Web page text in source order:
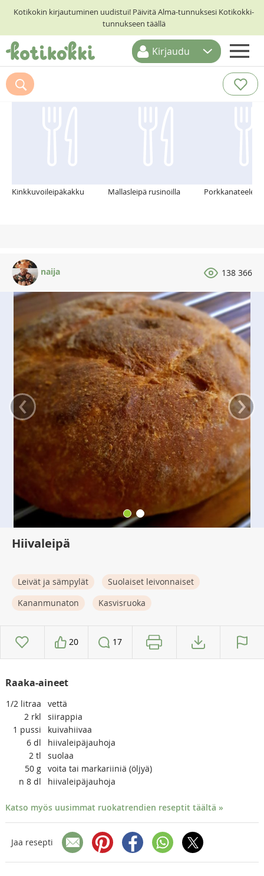
Kotikokin kirjautuminen uudistui! Päivitä Alma-tunnuksesi Kotikokki-
tunnukseen täällä
ETUSIVU
RESEPTIHAKU
Kirjaudu
Suosittelemme myös
Kinkkuvoileipäkakku Mallasleipä rusinoilla
naija 138 366
‹ ›
Hiivaleipä
Leivät ja sämpylät
Suolaiset leivonnaiset
Kananmunaton
Kasvisruoka
20 17
Raaka-aineet
1/2 litraa
vettä
2 rkl
siirappia
1 pussi
kuivahiivaa
6 dl
hiivaleipäjauhoja
2 tl
suolaa
50 g voita tai markariiniä (öljyä)
n 8 dl hiivaleipäjauhoja
Katso myös uusimmat ruokatrendien reseptit täältä »
Jaa resepti